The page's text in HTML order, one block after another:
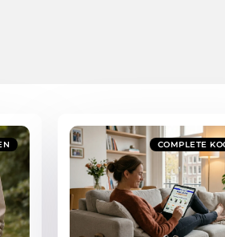
COMPLETE